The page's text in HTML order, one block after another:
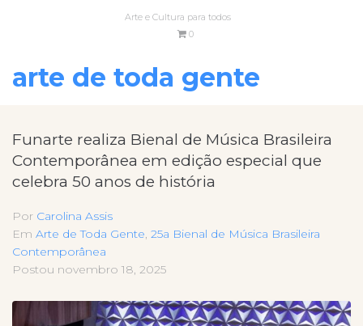
Arte e Cultura para todos
0
arte de toda gente
Funarte realiza Bienal de Música Brasileira
Contemporânea em edição especial que
celebra 50 anos de história
Por Carolina Assis
Em Arte de Toda Gente, 25a Bienal de Música Brasileira
Contemporânea
Postou novembro 18, 2025